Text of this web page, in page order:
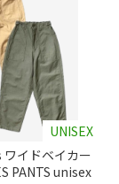
UNISEX
イドベイカー
PANTS unisex